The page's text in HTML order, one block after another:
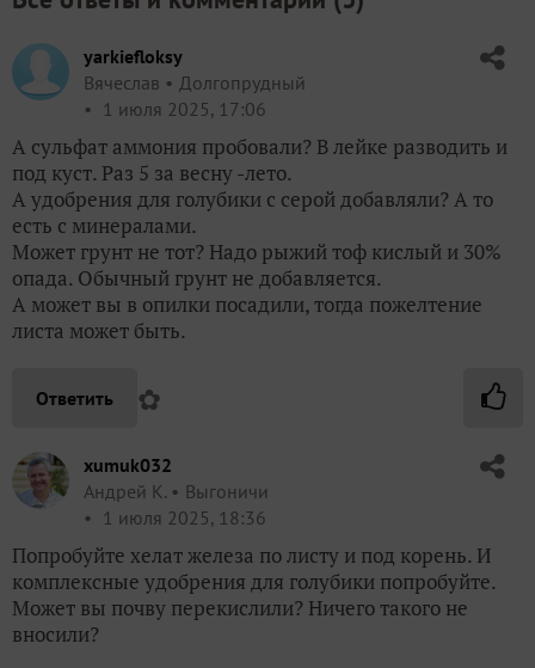
yarkiefloksy
Вячеслав
Долгопрудный
1 июля 2025, 17:06
А сульфат аммония пробовали? В лейке разводить и
под куст. Раз 5 за весну -лето.
А удобрения для голубики с серой добавляли? А то
есть с минералами.
Может грунт не тот? Надо рыжий тоф кислый и 30%
опада. Обычный грунт не добавляется.
А может вы в опилки посадили, тогда пожелтение
листа может быть.
Ответить ✿
xumuk032
Андрей К.
Выгоничи
1 июля 2025, 18:36
Попробуйте хелат железа по листу и под корень. И
комплексные удобрения для голубики попробуйте.
Может вы почву перекислили? Ничего такого не
вносили?